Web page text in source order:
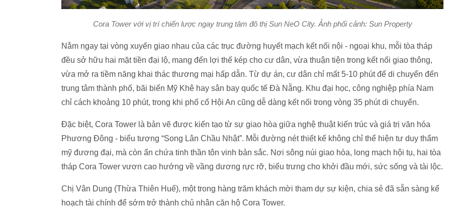
Cora Tower với vị trí chiến lược ngay trung tâm đô thị Sun NeO City. Ảnh phối cảnh: Sun Property
Nằm ngay tại vòng xuyến giao nhau của các trục đường huyết mạch kết nối nội - ngoại khu, mỗi tòa tháp
đều sở hữu hai mặt tiền đại lộ, mang đến lợi thế kép cho cư dân, vừa thuận tiện trong kết nối giao thông,
vừa mở ra tiềm năng khai thác thương mại hấp dẫn. Từ dự án, cư dân chỉ mất 5-10 phút để di chuyển đến
trung tâm thành phố, bãi biển Mỹ Khê hay sân bay quốc tế Đà Nẵng. Khu đại học, công nghiệp phía Nam
chỉ cách khoảng 10 phút, trong khi phố cổ Hội An cũng dễ dàng kết nối trong vòng 35 phút di chuyển.
Đặc biệt, Cora Tower là bản vẽ được kiến tạo từ sự giao hòa giữa nghệ thuật kiến trúc và giá trị văn hóa
Phương Đông - biểu tượng “Song Lân Chầu Nhật”. Mỗi đường nét thiết kế không chỉ thể hiện tư duy thẩm
mỹ đương đại, mà còn ẩn chứa tinh thần tôn vinh bản sắc. Nơi sông núi giao hòa, long mạch hội tụ, hai tòa
tháp Cora Tower vươn cao hướng về vầng dương rực rỡ, biểu trưng cho khởi đầu mới, sức sống và tài lộc.
Chị Vân Dung (Thừa Thiên Huế), một trong hàng trăm khách mời tham dự sự kiện, chia sẻ đã sẵn sàng kế
hoạch tài chính để sớm trở thành chủ nhân căn hộ Cora Tower.